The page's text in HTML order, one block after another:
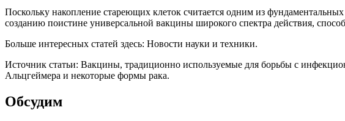
Поскольку накопление стареющих клеток считается одним из
созданию поистине универсальной вакцины широкого спектра действия,
Больше интересных статей здесь: Новости науки и техники.
Источник статьи: Вакцины, традиционно используемые для борьбы с
Альцгеймера и некоторые формы рака.
Обсудим